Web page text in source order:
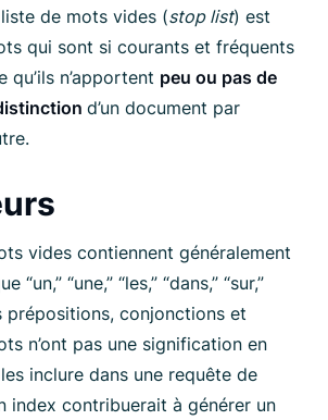
liste de mots vides (stop list) est
qui sont si courants et fréquents
qu’ils n’apportent peu ou pas de
d’un document par
vides contiennent généralement
“un,” “une,” “les,” “dans,” “sur,”
prépositions, conjonctions et
n’ont pas une signification en
inclure dans une requête de
index contribuerait à générer un